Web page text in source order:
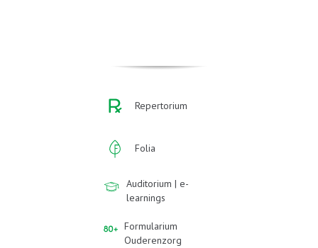
Repertorium
Folia
Auditorium | e-
learnings
Formularium
Ouderenzorg